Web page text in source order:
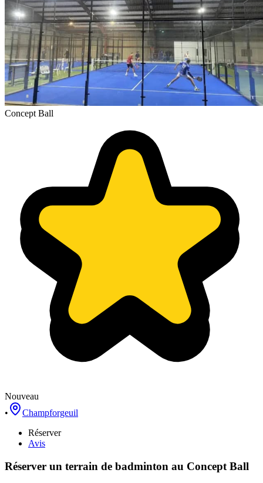
Concept Ball
Nouveau
•
Champforgeuil
Réserver
Avis
Réserver un terrain de badminton au Concept Ball